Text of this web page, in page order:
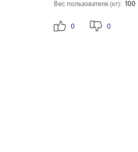
Вес пользователя (кг): 100
0 0